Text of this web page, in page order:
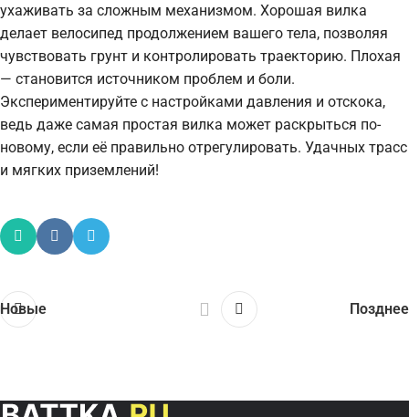
ухаживать за сложным механизмом. Хорошая вилка
делает велосипед продолжением вашего тела, позволяя
чувствовать грунт и контролировать траекторию. Плохая
— становится источником проблем и боли.
Экспериментируйте с настройками давления и отскока,
ведь даже самая простая вилка может раскрыться по-
новому, если её правильно отрегулировать. Удачных трасс
и мягких приземлений!
Новые Позднее